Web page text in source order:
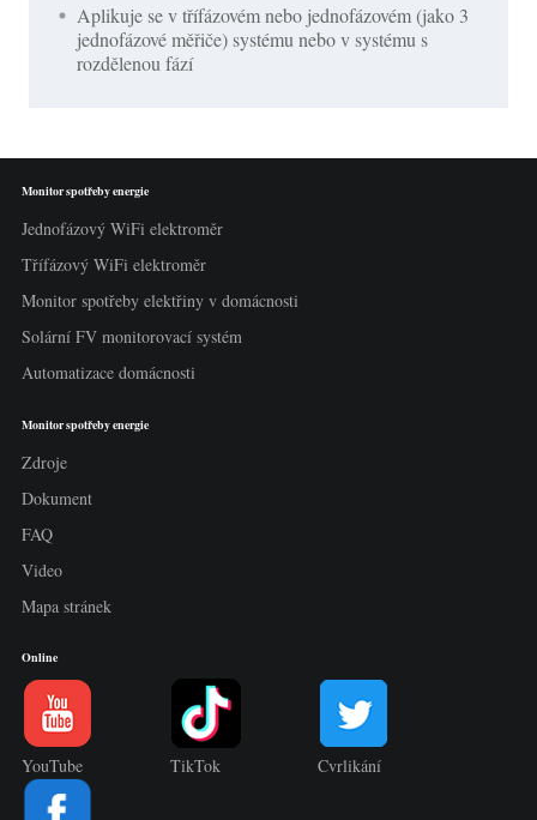
Aplikuje se v třífázovém nebo jednofázovém (jako 3
jednofázové měřiče) systému nebo v systému s
rozdělenou fází
Monitor spotřeby energie
Jednofázový WiFi elektroměr
Třífázový WiFi elektroměr
Monitor spotřeby elektřiny v domácnosti
Solární FV monitorovací systém
Automatizace domácnosti
Monitor spotřeby energie
Zdroje
Dokument
FAQ
Video
Mapa stránek
Online
YouTube TikTok Cvrlikání